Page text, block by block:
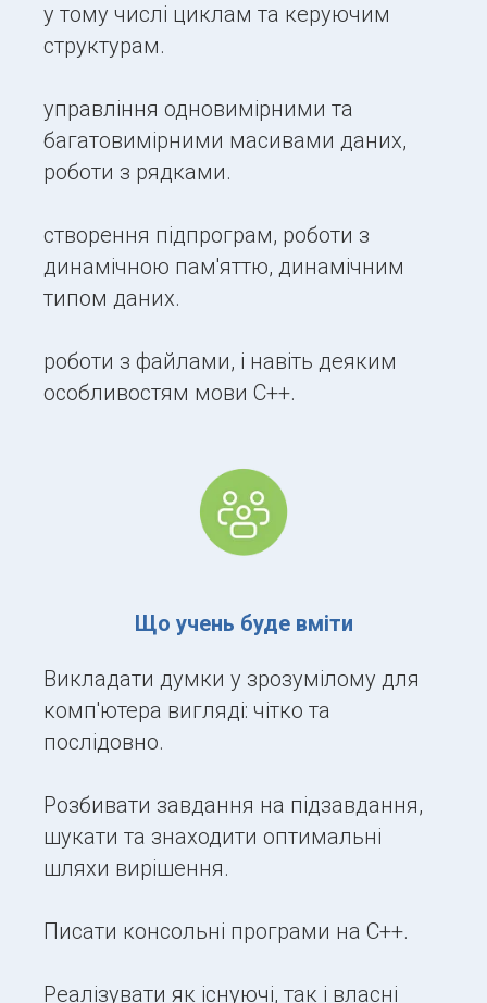
у тому числі циклам та керуючим
структурам.
управління одновимірними та
багатовимірними масивами даних,
роботи з рядками.
створення підпрограм, роботи з
динамічною пам'яттю, динамічним
типом даних.
роботи з файлами, і навіть деяким
особливостям мови C++.
Що учень буде вміти
Викладати думки у зрозумілому для
комп'ютера вигляді: чітко та
послідовно.
Розбивати завдання на підзавдання,
шукати та знаходити оптимальні
шляхи вирішення.
Писати консольні програми на С++.
Реалізувати як існуючі, так і власні